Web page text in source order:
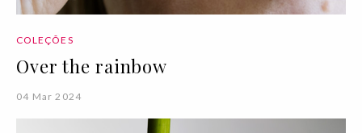
COLEÇÕES
Over the rainbow
04 Mar 2024